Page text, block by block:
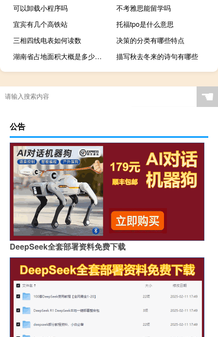
可以卸载小程序吗
不考雅思能留学吗
宜宾有几个高铁站
托福tpo是什么意思
三相四线电表如何读数
决策的分类有哪些特点
湖南省占地面积大概是多少万平方千米
描写秋去冬来的诗句有哪些
☚
公告
DeepSeek全套部署资料免费下载